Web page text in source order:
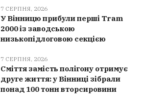
7 СЕРПНЯ, 2026
У Вінницю прибули перші Tram
2000 із заводською
низькопідлоговою секцією
7 СЕРПНЯ, 2026
Сміття замість полігону отримує
друге життя: у Вінниці зібрали
понад 100 тонн вторсировини